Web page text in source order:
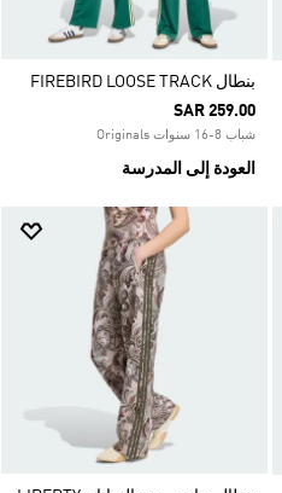
بنطال FIREBIRD LOOSE TRACK
SAR 259.00
شباب 8-16 سنوات Originals
العودة إلى المدرسة